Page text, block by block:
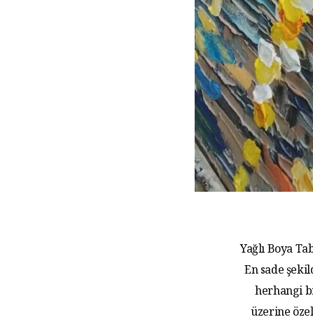
Yağlı Boya
En sade
herhangi
üzerine